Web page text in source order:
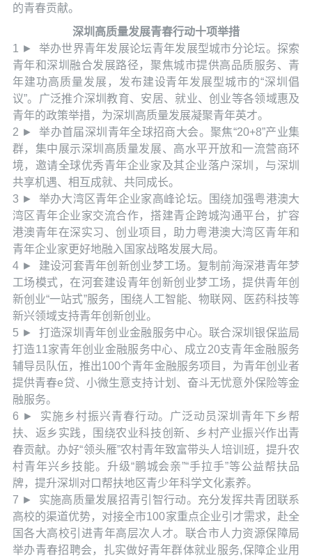
的青春贡献。
深圳高质量发展青春行动十项举措
1 ► 举办世界青年发展论坛青年发展型城市分论坛。探索
青年和深圳融合发展路径，聚焦城市提供高品质服务、青
年建功高质量发展，发布建设青年发展型城市的“深圳倡
议”。广泛推介深圳教育、安居、就业、创业等各领域惠及
青年的政策举措，为深圳高质量发展凝聚青年英才。
2 ► 举办首届深圳青年全球招商大会。聚焦“20+8”产业集
群，集中展示深圳高质量发展、高水平开放和一流营商环
境，邀请全球优秀青年企业家及其企业落户深圳，与深圳
共享机遇、相互成就、共同成长。
3 ► 举办大湾区青年企业家高峰论坛。围绕加强粤港澳大
湾区青年企业家交流合作，搭建青企跨城沟通平台，扩容
港澳青年在深实习、创业项目，助力粤港澳大湾区青年和
青年企业家更好地融入国家战略发展大局。
4 ► 建设河套青年创新创业梦工场。复制前海深港青年梦
工场模式，在河套建设青年创新创业梦工场，提供青年创
新创业“一站式”服务，围绕人工智能、物联网、医药科技等
新兴领域支持青年创新创业。
5 ► 打造深圳青年创业金融服务中心。联合深圳银保监局
打造11家青年创业金融服务中心、成立20支青年金融服务
辅导员队伍，推出100个青年金融服务项目，为青年创业者
提供青春e贷、小微生意支持计划、奋斗无忧意外保险等金
融服务。
6 ► 实施乡村振兴青春行动。广泛动员深圳青年下乡帮
扶、返乡实践，围绕农业科技创新、乡村产业振兴作出青
春贡献。办好“领头雁”农村青年致富带头人培训班，提升农
村青年兴乡技能。升级“鹏城会亲”“手拉手”等公益帮扶品
牌，提升深圳对口帮扶地区青少年科学文化素养。
7 ► 实施高质量发展招青引智行动。充分发挥共青团联系
高校的渠道优势，对接全市100家重点企业引才需求，赴全
国各大高校引进青年高层次人才。联合市人力资源保障局
举办青春招聘会，扎实做好青年群体就业服务,保障企业用